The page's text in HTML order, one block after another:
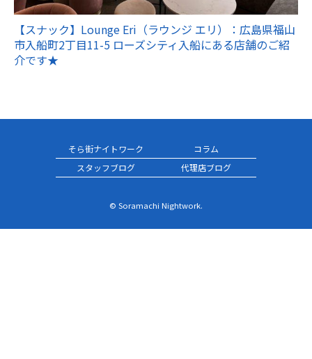
【スナック】Lounge Eri（ラウンジ エリ）：広島県福山
市入船町2丁目11-5 ローズシティ入船にある店舗のご紹
介です★
そら街ナイトワーク
コラム
スタッフブログ
代理店ブログ
© Soramachi Nightwork.